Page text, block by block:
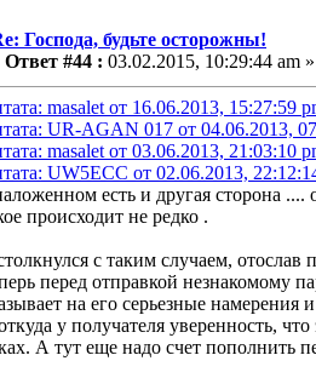
Господа, будьте осторожны!
Ответ #44 : 03.02.2015, 10:29:44 am »
masalet от 16.06.2013, 15:27:59
UR-AGAN 017 от 04.06.2013,
masalet от 03.06.2013, 21:03:10
UW5ECC от 02.06.2013,
есть и другая сторона
происходит не редко .
с таким случаем, отослав
перед отправкой незнакомому
на его серьезные
у получателя уверенность,
А тут еще надо счет пополнить